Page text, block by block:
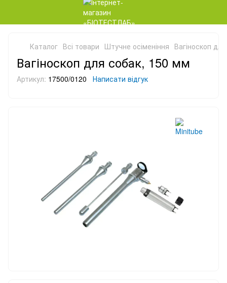
Каталог Всі товари Штучне осіменіння Вагіноскоп
Вагіноскоп для собак, 150 мм
Артикул: 17500/0120 Написати відгук